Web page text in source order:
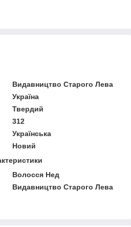
Видавництво Старого Лева
Україна
Твердий
312
Українська
Новий
Волосся Нед
Видавництво Старого Лева